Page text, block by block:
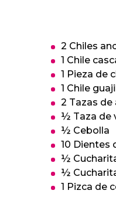
2 Chiles
1 Chile
1 Pieza de
1 Chile
2 Tazas de
½ Taza de
½ Cebolla
10 Dientes
½
½
1 Pizca de